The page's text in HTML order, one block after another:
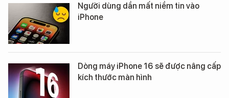
Người dùng dần mất niềm tin vào
iPhone
Dòng máy iPhone 16 sẽ được nâng cấp
kích thước màn hình